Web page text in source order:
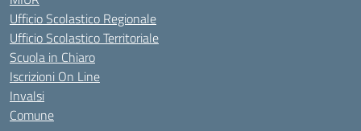
Ufficio Scolastico Regionale
Ufficio Scolastico Territoriale
Scuola in Chiaro
Iscrizioni On Line
Invalsi
Comune